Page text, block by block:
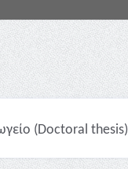
(Doctoral thesis)